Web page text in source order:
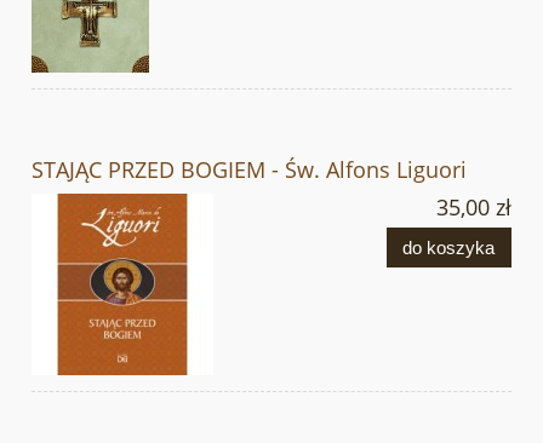
STAJĄC PRZED BOGIEM - Św. Alfons Liguori
35,00 zł
do koszyka